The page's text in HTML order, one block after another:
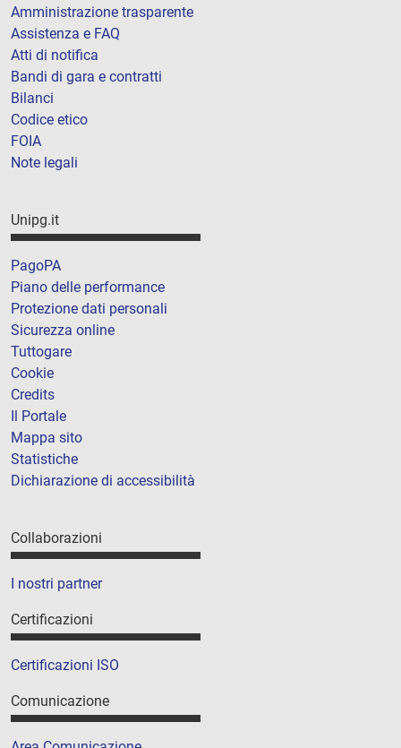
Amministrazione trasparente
Assistenza e FAQ
Atti di notifica
Bandi di gara e contratti
Bilanci
Codice etico
FOIA
Note legali
Unipg.it
PagoPA
Piano delle performance
Protezione dati personali
Sicurezza online
Tuttogare
Cookie
Credits
Il Portale
Mappa sito
Statistiche
Dichiarazione di accessibilità
Collaborazioni
I nostri partner
Certificazioni
Certificazioni ISO
Comunicazione